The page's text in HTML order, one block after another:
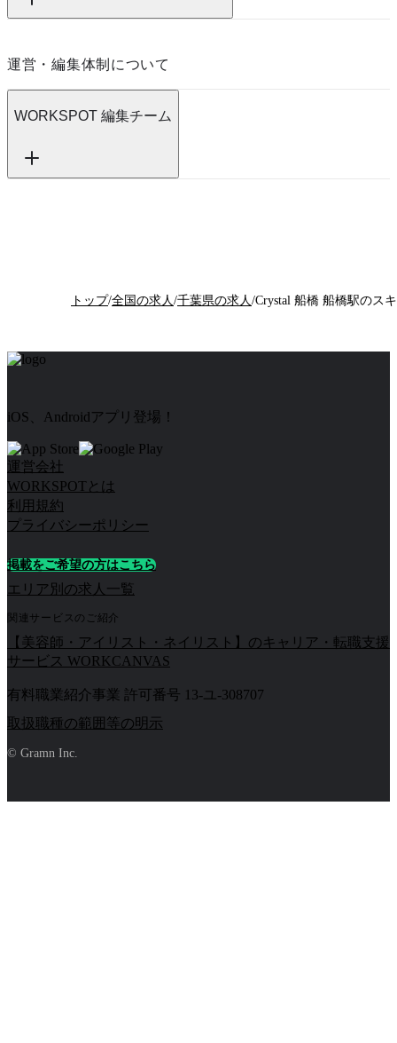
運営・編集体制について
WORKSPOT 編集チーム
トップ/全国の求人 /千葉県の求人 /
iOS、Androidアプリ登場！
運営会社
WORKSPOTとは
利用規約
プライバシーポリシー
掲載をご希望の方はこちら
エリア別の求人一覧
関連サービスのご紹介
【美容師・アイリスト・ネイリスト】のキャリア・転職支援
サービス WORKCANVAS
有料職業紹介事業 許可番号 13-ユ-308707
取扱職種の範囲等の明示
© Gramn Inc.